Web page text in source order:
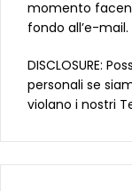
momento
fondo all’e-mail.
DISCLOSURE:
personali se
violano i nostri